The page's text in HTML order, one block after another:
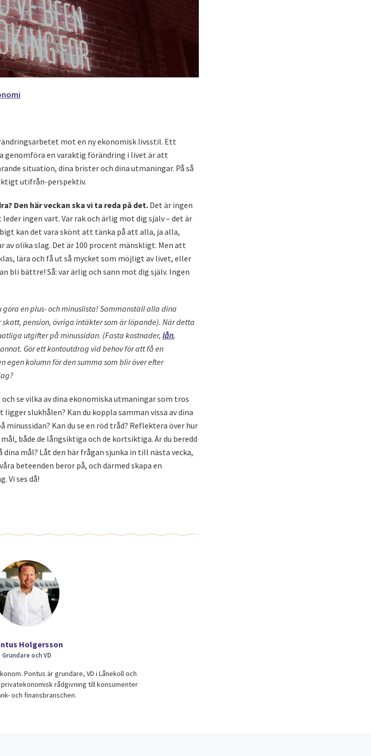
mot en ny ekonomisk livsstil. Ett
genomföra en varaktig förändring i livet är att
situation, dina brister och dina utmaningar. På så
utifrån-perspektiv.
Den här veckan ska vi ta reda på det. Det är ingen
ingen vart. Var rak och ärlig mot dig själv – det är
kan det vara skönt att tänka på att alla, ja alla,
av olika slag. Det är 100 procent mänskligt. Men att
lära och få ut så mycket som möjligt av livet, eller
bli bättre! Så: var ärlig och sann mot dig själv. Ingen
göra en plus- och minuslista! Sammanställ alla dina
pension, övriga intäkter som är löpande). När detta
utgifter på minussidan. (Fasta kostnader, lån,
Gör ett kontoutdrag vid behov för att få en
egen kolumn för den summa som blir över efter
se vilka av dina ekonomiska utmaningar som tros
slukhålen? Kan du koppla samman vissa av dina
Kan du se en röd tråd? Reflektera över hur
både de långsiktiga och de kortsiktiga. Är du beredd
mål? Låt den här frågan sjunka in till nästa vecka,
beteenden beror på, och därmed skapa en
Vi ses då!
Holgersson
Grundare och VD
Pontus är grundare, VD i Lånekoll och
rådgivning till konsumenter
och finansbranschen.